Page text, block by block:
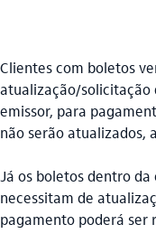
Clientes com boletos
atualização/solicitação
emissor, para
não serão atualizados,
Já os boletos dentro
necessitam de
pagamento poderá ser